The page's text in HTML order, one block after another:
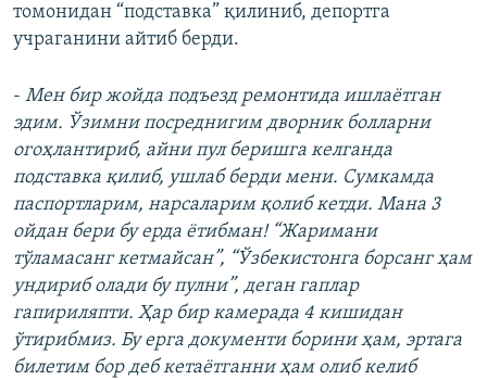
томонидан “подставка” қилиниб, депортга
учраганини айтиб берди.
- Мен бир жойда подъезд ремонтида ишлаётган
эдим. Ўзимни посреднигим дворник болларни
огоҳлантириб, айни пул беришга келганда
подставка қилиб, ушлаб берди мени. Сумкамда
паспортларим, нарсаларим қолиб кетди. Мана 3
ойдан бери бу ерда ётибман! “Жаримани
тўламасанг кетмайсан”, “Ўзбекистонга борсанг ҳам
ундириб олади бу пулни”, деган гаплар
гапириляпти. Ҳар бир камерада 4 кишидан
ўтирибмиз. Бу ерга документи борини ҳам, эртага
билетим бор деб кетаётганни ҳам олиб келиб